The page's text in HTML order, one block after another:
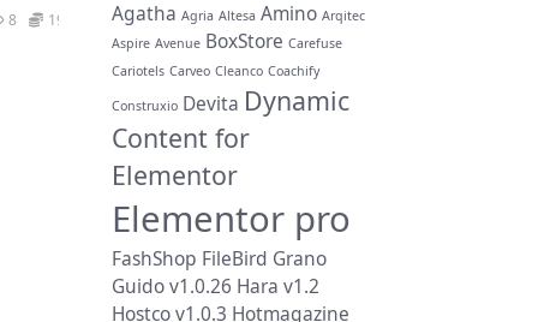
8 19.9 Agatha Agria Altesa Amino Arqitec
Aspire Avenue BoxStore Carefuse
Cariotels Carveo Cleanco Coachify
Construxio Devita Dynamic
Content for
Elementor
Elementor pro
FashShop FileBird Grano
Guido v1.0.26 Hara v1.2
Hostco v1.0.3 Hotmagazine